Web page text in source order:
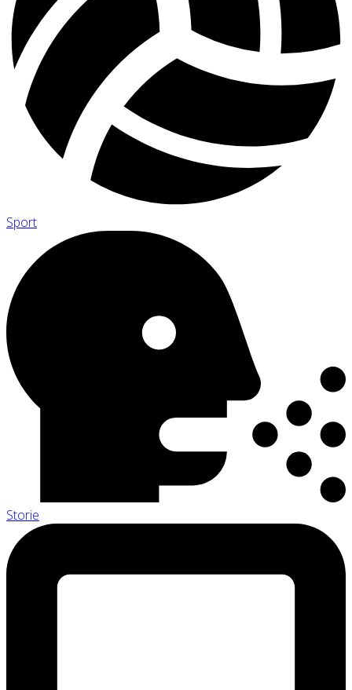
Sport
Storie